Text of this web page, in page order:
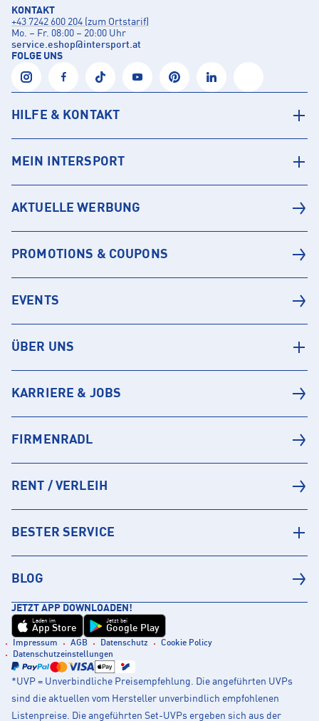
KONTAKT
+43 7242 600 204 (zum Ortstarif)
Mo. – Fr. 08:00 – 20:00 Uhr
service.eshop@intersport.at
FOLGE UNS
HILFE & KONTAKT
MEIN INTERSPORT
AKTUELLE WERBUNG
PROMOTIONS & COUPONS
EVENTS
ÜBER UNS
KARRIERE & JOBS
FIRMENRADL
RENT / VERLEIH
BESTER SERVICE
BLOG
JETZT APP DOWNLOADEN!
Laden im
App Store
Jetzt bei
Google Play
Impressum AGB Datenschutz
Cookie Policy
Datenschutzeinstellungen
*UVP = Unverbindliche Preisempfehlung. Die angeführten UVPs
sind die aktuellen vom Hersteller unverbindlich empfohlenen
Listenpreise. Die angeführten Set-UVPs ergeben sich aus der